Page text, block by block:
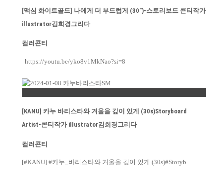
[맥심 화이트골드] 나에게 더 부드럽게 (30″)-스토리보드 콘티작가
illustrator김희경그리다
컬러콘티
https://youtu.be/yko8v1MkNao?si=8
[KANU] 카누 바리스타와 겨울을 깊이 있게 (30s)Storyboard
Artist-콘티작가 illustrator김희경그리다
컬러콘티
[#KANU] #카누_바리스타와 겨울을 깊이 있게 (30s)#Storyb